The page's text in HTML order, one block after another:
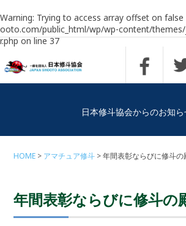
Warning: Trying to access array offset on false
ooto.com/public_html/wp/wp-content/
r.phpon line37
日本修斗協会からのお知
HOME アマチュア修斗 年間表彰ならびに修斗の
年間表彰ならびに修斗の